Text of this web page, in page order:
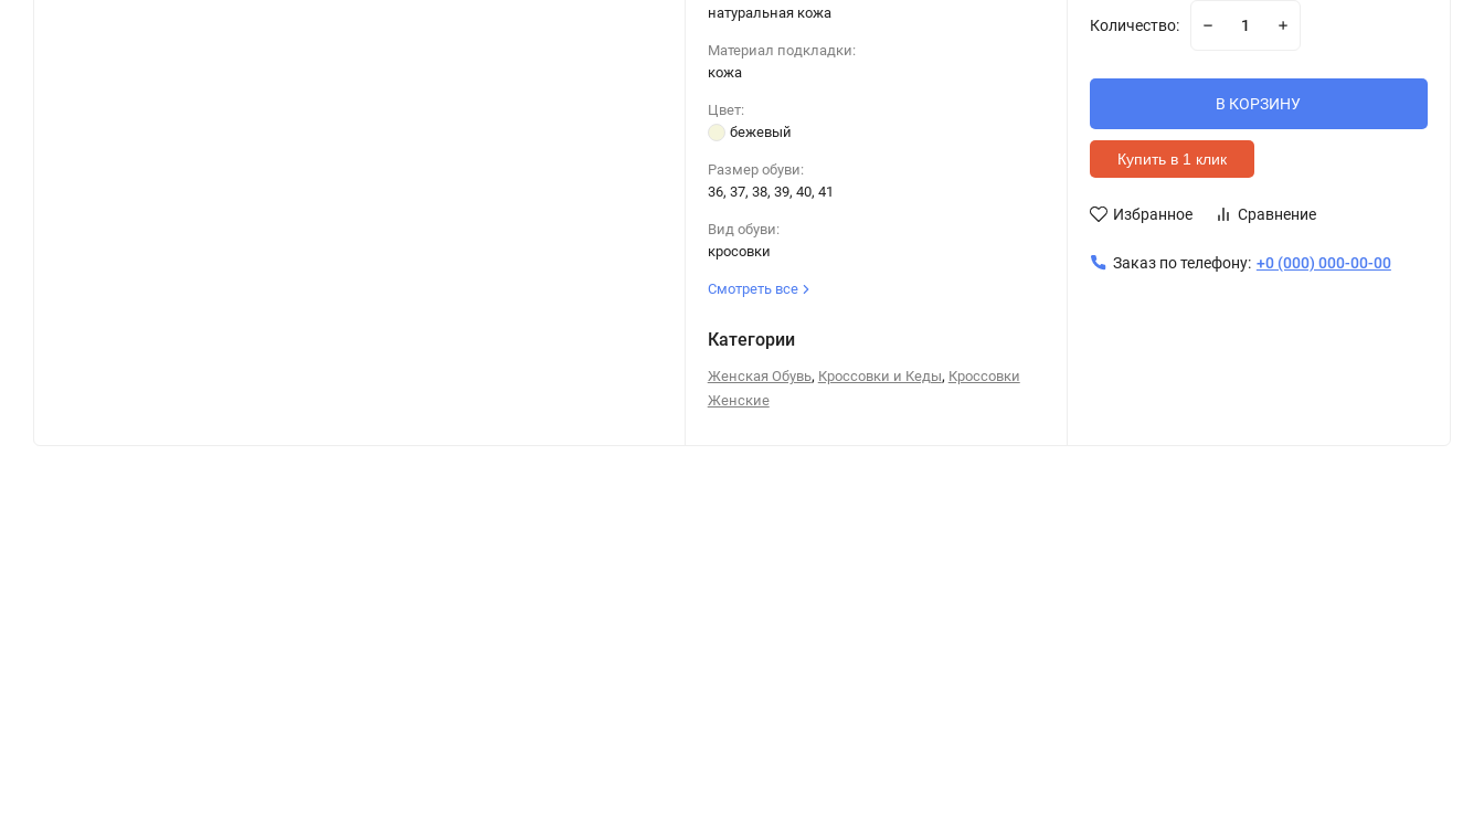
натуральная кожа
Материал подкладки:
кожа
Цвет:
бежевый
Размер обуви:
36, 37, 38, 39, 40, 41
Вид обуви:
кросовки
Смотреть все
Категории
Женская Обувь, Кроссовки и Кеды, Кроссовки
Женские
Количество:
В КОРЗИНУ
Купить в 1 клик
Избранное Сравнение
Заказ по телефону: +0 (000) 000-00-00